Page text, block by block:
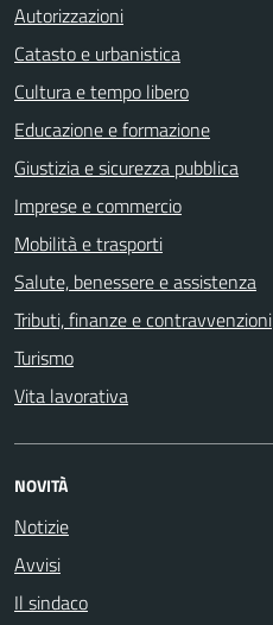
Autorizzazioni
Catasto e urbanistica
Cultura e tempo libero
Educazione e formazione
Giustizia e sicurezza pubblica
Imprese e commercio
Mobilità e trasporti
Salute, benessere e assistenza
Tributi, finanze e contravvenzioni
Turismo
Vita lavorativa
NOVITÀ
Notizie
Avvisi
Il sindaco